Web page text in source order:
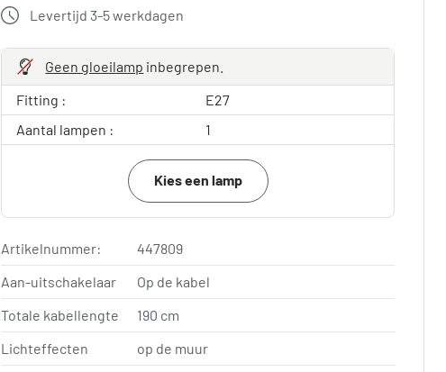
Levertijd 3-5 werkdagen
Geen gloeilamp inbegrepen.
Fitting :
E27
Aantal lampen :
1
Kies een lamp
Artikelnummer:
447809
Aan-uitschakelaar
Op de kabel
Totale kabellengte
190 cm
Lichteffecten
op de muur